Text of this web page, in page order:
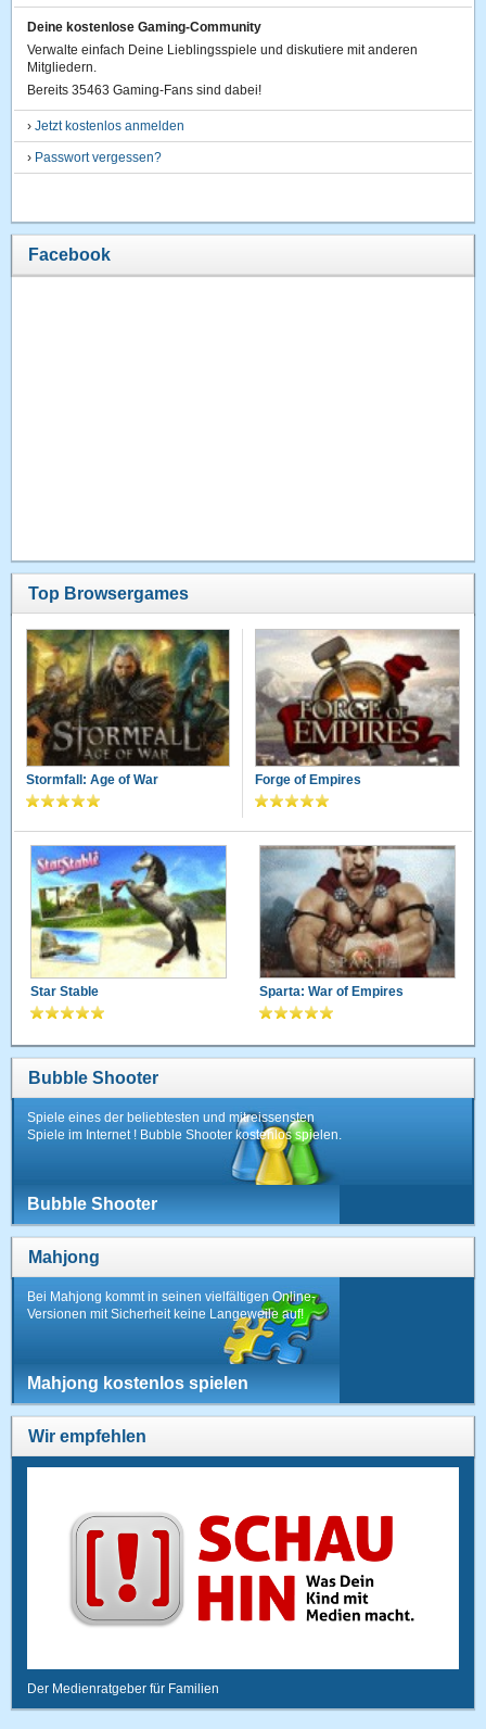
Deine kostenlose Gaming-Community
Verwalte einfach Deine Lieblingsspiele und diskutiere mit anderen
Mitgliedern.
Bereits 35463 Gaming-Fans sind dabei!
›Jetzt kostenlos anmelden
› Passwort vergessen?
Facebook
Top Browsergames
Stormfall: Age of War Forge of Empires
Star Stable Sparta: War of Empires
Bubble Shooter
Spiele eines der beliebtesten und mitreissensten
Spiele im Internet ! Bubble Shooter kostenlos spielen.
Bubble Shooter
Mahjong
Bei Mahjong kommt in seinen vielfältigen Online-
Versionen mit Sicherheit keine Langeweile auf!
Mahjong kostenlos spielen
Wir empfehlen
Der Medienratgeber für Familien